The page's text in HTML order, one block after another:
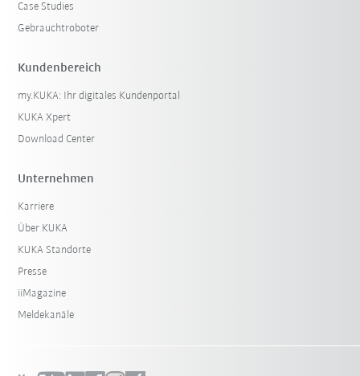
Case Studies
Gebrauchtroboter
Kundenbereich
my.KUKA: Ihr digitales Kundenportal
KUKA Xpert
Download Center
Unternehmen
Karriere
Über KUKA
KUKA Standorte
Presse
iiMagazine
Meldekanäle